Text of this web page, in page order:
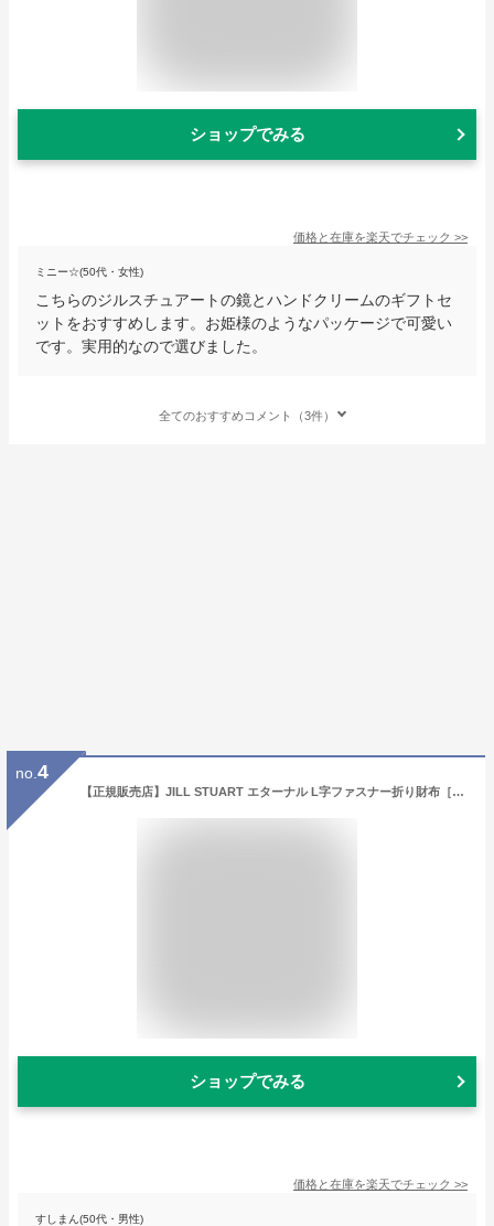
ショップでみる
価格と在庫を楽天でチェック >>
ミニー☆(50代・女性)
こちらのジルスチュアートの鏡とハンドクリームのギフトセ
ットをおすすめします。お姫様のようなパッケージで可愛い
です。実用的なので選びました。
全てのおすすめコメント（3件）
no. 4
【正規販売店】JILL STUART エターナル L字ファスナー折り財布［ジル スチュアート］ 折りたたみ財布 二つ折りブランド ミニ 本革 レザー コンパクト ウォレット 小さい かわいい おしゃれ 大人 上品 チャーム付 レディース バッグマニア
ショップでみる
価格と在庫を楽天でチェック >>
すしまん(50代・男性)